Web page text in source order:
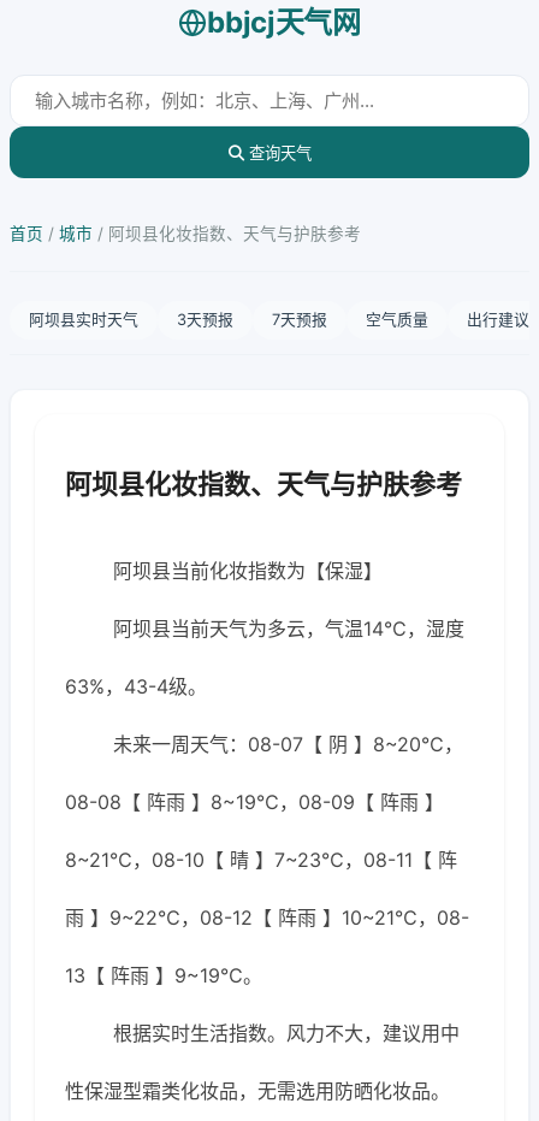
bbjcj天气网
查询天气
首页 / 城市 / 阿坝县化妆指数、天气与护肤参考
阿坝县实时天气 3天预报 7天预报 空气质量 出行建议
阿坝县化妆指数、天气与护肤参考
阿坝县当前化妆指数为【保湿】
阿坝县当前天气为多云，气温14℃，湿度
63%，43-4级。
未来一周天气：08-07【 阴 】8~20℃，
08-08【 阵雨 】8~19℃，08-09【 阵雨 】
8~21℃，08-10【 晴 】7~23℃，08-11【 阵
雨 】9~22℃，08-12【 阵雨 】10~21℃，08-
13【 阵雨 】9~19℃。
根据实时生活指数。风力不大，建议用中
性保湿型霜类化妆品，无需选用防晒化妆品。